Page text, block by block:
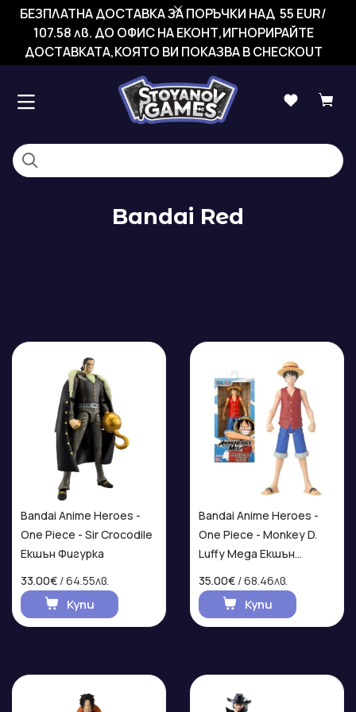
БЕЗПЛАТНА ДОСТАВКА ЗА ПОРЪЧКИ НАД 55 EUR/
107.58 лв. ДО ОФИС НА ЕКОНТ,ИГНОРИРАЙТЕ
ДОСТАВКАТА,КОЯТО ВИ ПОКАЗВА В CHECKOUT
Bandai Red
Bandai Anime Heroes -
One Piece - Sir Crocodile
Екшън Фигурка
33.00€ / 64.55лв.
Купи
Bandai Anime Heroes -
One Piece - Monkey D.
Luffy Mega Екшън
35.00€ / 68.46лв.
Купи